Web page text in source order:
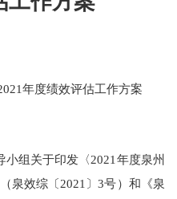
年度绩效评估工作方案
小组关于印发〈2021 年度泉州
泉效综〔2021 〕3号）和《泉